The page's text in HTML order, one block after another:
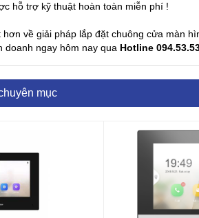
hỗ trợ kỹ thuật hoàn toàn miễn phí !
về giải pháp lắp đặt chuông cửa màn
doanh ngay hôm nay qua Hotline
mục